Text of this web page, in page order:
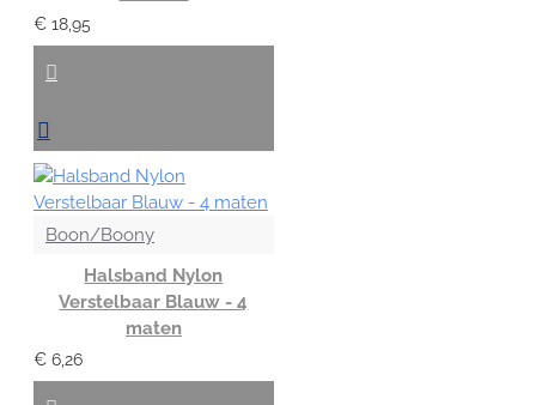
€ 18,95
Boon/Boony
Halsband Nylon
Verstelbaar Blauw - 4
maten
€ 6,26